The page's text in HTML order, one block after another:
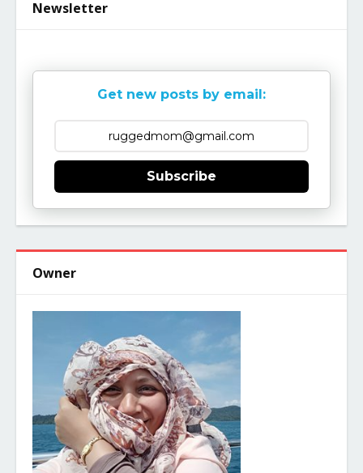
Newsletter
Get new posts by email:
Subscribe
Owner